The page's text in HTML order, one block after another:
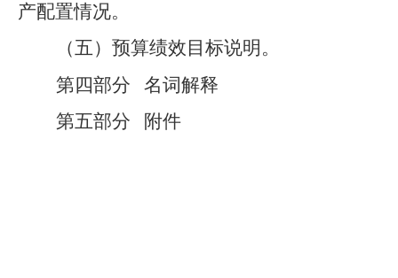
产配置情况。
（五）预算绩效目标说明。
第四部分
名词解释
第五部分
附件